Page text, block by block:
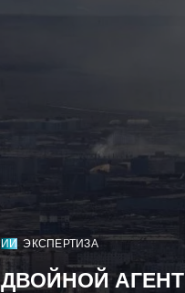
ИИ ЭКСПЕРТИЗА
ДВОЙНОЙ АГЕНТ